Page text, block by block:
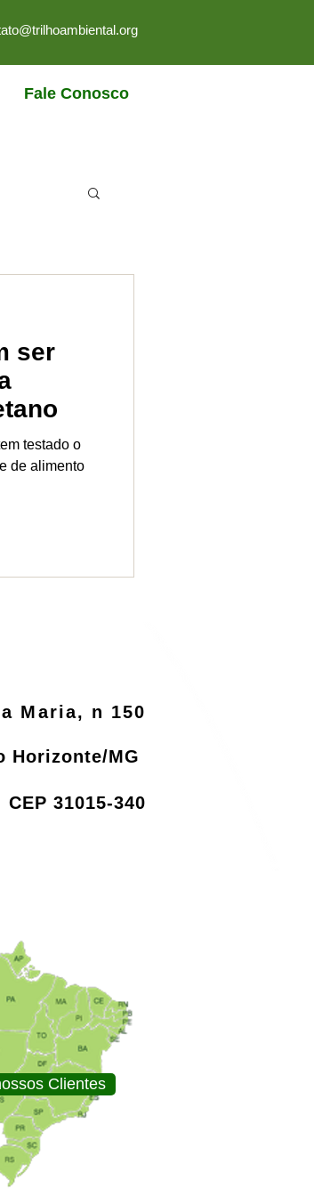
Fale Conosco
ser
testado o
de alimento
Maria, n 150
Horizonte/MG
CEP 31015-340
Clientes